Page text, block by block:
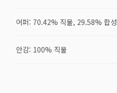
어퍼: 70.42% 직물, 29.58% 합성
안감: 100% 직물